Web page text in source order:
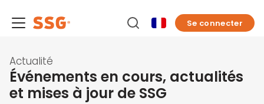
Se connecter
Actualité
Événements en cours, actualités
et mises à jour de SSG